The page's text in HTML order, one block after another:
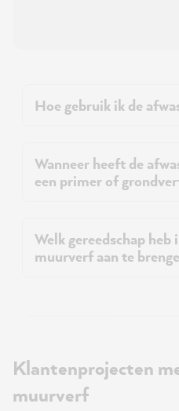
Hoe gebruik ik de
Wanneer heeft de
een primer of
Welk gereedschap heb
muurverf aan te
Klantenprojecten
muurverf